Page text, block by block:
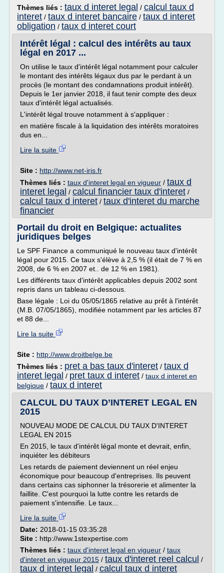
Thèmes liés : taux d interet legal / calcul taux d
interet / taux d interet bancaire / taux d interet
obligation / taux d interet court
Intérêt légal : calcul des intérêts au taux
légal en 2017 ...
On utilise le taux d'intérêt légal notamment pour calculer
le montant des intérêts légaux dus par le perdant à un
procès (le montant des condamnations produit intérêt).
Depuis le 1er janvier 2018, il faut tenir compte des deux
taux d'intérêt légal actualisés.
L'intérêt légal trouve notamment à s'appliquer :
en matière fiscale à la liquidation des intérêts moratoires
dus en...
Lire la suite
Site : http://www.net-iris.fr
Thèmes liés : taux d'interet legal en vigueur / taux d
interet legal / calcul financier taux d'interet /
calcul taux d interet / taux d'interet du marche
financier
Portail du droit en Belgique: actualites
juridiques belges
Le SPF Finance a communiqué le nouveau taux d'intérêt
légal pour 2015. Ce taux s'élève à 2,5 % (il était de 7 % en
2008, de 6 % en 2007 et.. de 12 % en 1981).
Les différents taux d'intérêt applicables depuis 2002 sont
repris dans un tableau ci-dessous.
Base légale : Loi du 05/05/1865 relative au prêt à l'intérêt
(M.B. 07/05/1865), modifiée notamment par les articles 87
et 88 de...
Lire la suite
Site : http://www.droitbelge.be
Thèmes liés : pret a bas taux d'interet / taux d
interet legal / pret taux d interet / taux d interet en
belgique / taux d interet
CALCUL DU TAUX D’INTERET LEGAL EN
2015
NOUVEAU MODE DE CALCUL DU TAUX D'INTERET
LEGAL EN 2015
En 2015, le taux d'intérêt légal monte et devrait, enfin,
inquiéter les débiteurs
Les retards de paiement deviennent un réel enjeu
économique pour beaucoup d'entreprises. Ils peuvent
dans certains cas siphonner la trésorerie et alimenter la
faillite. C'est pourquoi la lutte contre les retards de
paiement s'intensifie. Le taux...
Lire la suite
Date: 2018-01-15 03:35:28
Site : http://www.1stexpertise.com
Thèmes liés : taux d'interet legal en vigueur / taux
d'interet en vigueur 2015 / taux d'interet reel calcul /
taux d interet legal / calcul taux d interet